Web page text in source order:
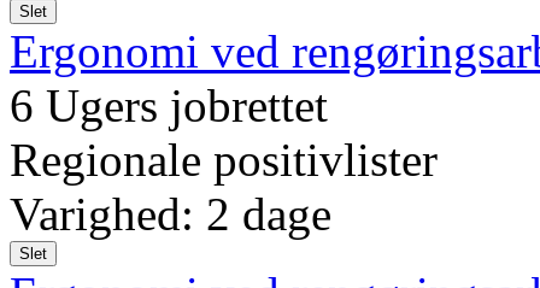
Slet
Ergonomi ved
6 Ugers jobrettet
Regionale positivlister
Varighed: 2 dage
Slet